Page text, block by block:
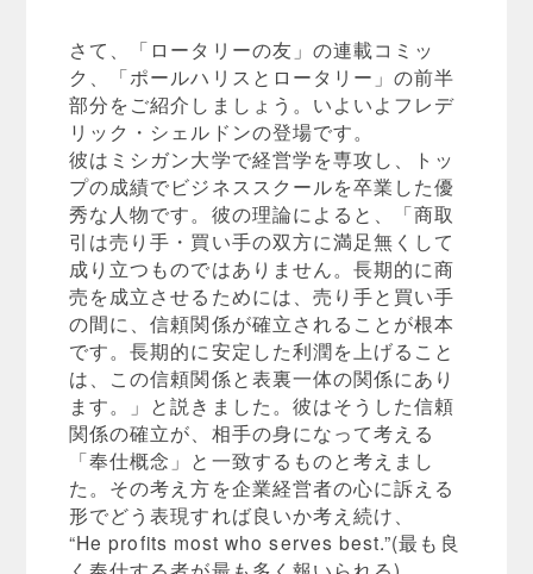
さて、「ロータリーの友」の連載コミッ
ク、「ポールハリスとロータリー」の前半
部分をご紹介しましょう。いよいよフレデ
リック・シェルドンの登場です。
彼はミシガン大学で経営学を専攻し、トッ
プの成績でビジネススクールを卒業した優
秀な人物です。彼の理論によると、「商取
引は売り手・買い手の双方に満足無くして
成り立つものではありません。長期的に商
売を成立させるためには、売り手と買い手
の間に、信頼関係が確立されることが根本
です。長期的に安定した利潤を上げること
は、この信頼関係と表裏一体の関係にあり
ます。」と説きました。彼はそうした信頼
関係の確立が、相手の身になって考える
「奉仕概念」と一致するものと考えまし
た。その考え方を企業経営者の心に訴える
形でどう表現すれば良いか考え続け、
“He profits most who serves best.”(最も良